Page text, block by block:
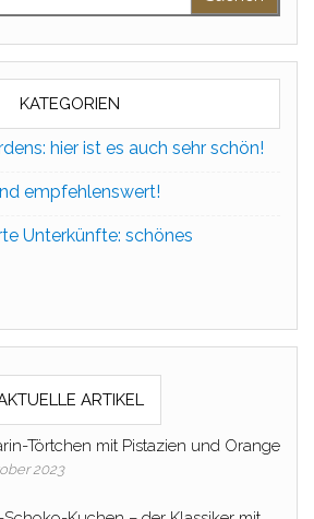
KATEGORIEN
hier ist es auch sehr schön!
empfehlenswert!
Unterkünfte: schönes
ARTIKEL
Törtchen mit Pistazien und Orange
2023